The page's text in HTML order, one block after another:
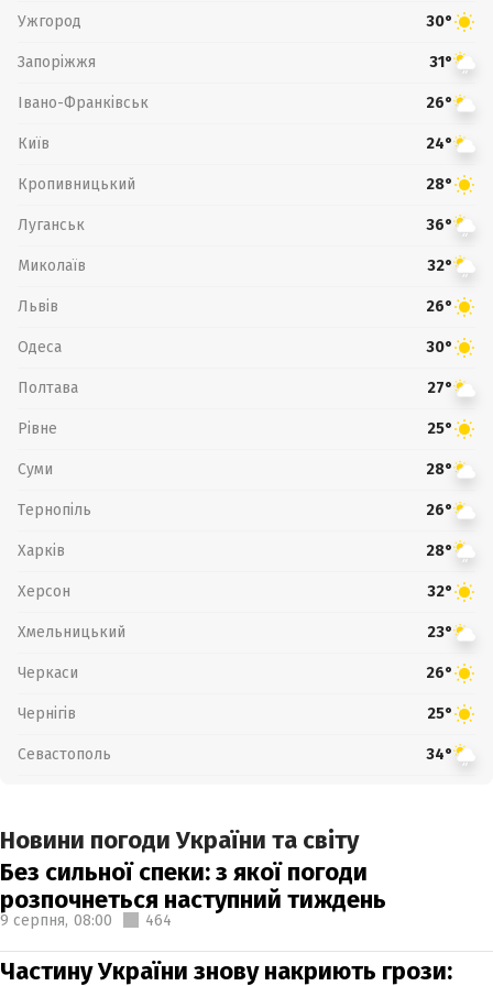
Ужгород 30°
Запоріжжя 31°
Івано-Франківськ 26°
Київ 24°
Кропивницький 28°
Луганськ 36°
Миколаїв 32°
Львів 26°
Одеса 30°
Полтава 27°
Рівне 25°
Суми 28°
Тернопіль 26°
Харків 28°
Херсон 32°
Хмельницький 23°
Черкаси 26°
Чернігів 25°
Севастополь 34°
Новини погоди України та світу
Без сильної спеки: з якої погоди
розпочнеться наступний тиждень
9 серпня, 08:00 464
Частину України знову накриють грози: